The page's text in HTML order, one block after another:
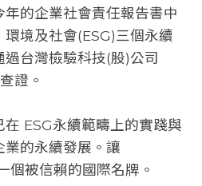
的企業社會責任報告書中
境及社會(ESG)三個永續
台灣檢驗科技(股)公司
證。
ESG永續範疇上的實踐與
的永續發展。讓
被信賴的國際名牌。